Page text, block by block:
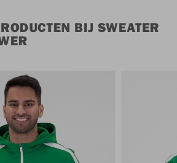
BIJ SWEATER